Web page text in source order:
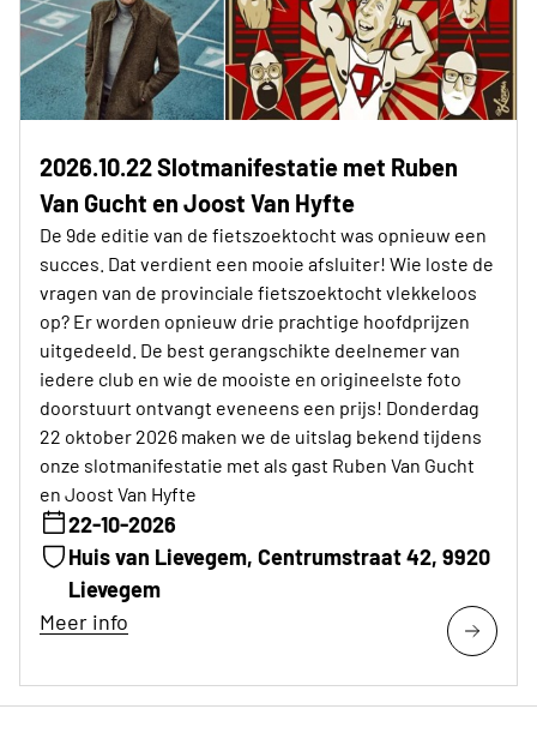
31
1 2 3 4 5 6
Vandaag Wissen
2026.10.22 Slotmanifestatie met Ruben
Van Gucht en Joost Van Hyfte
De 9de editie van de fietszoektocht was opnieuw een
succes. Dat verdient een mooie afsluiter! Wie loste de
vragen van de provinciale fietszoektocht vlekkeloos
op? Er worden opnieuw drie prachtige hoofdprijzen
uitgedeeld. De best gerangschikte deelnemer van
iedere club en wie de mooiste en origineelste foto
doorstuurt ontvangt eveneens een prijs! Donderdag
22 oktober 2026 maken we de uitslag bekend tijdens
onze slotmanifestatie met als gast Ruben Van Gucht
en Joost Van Hyfte
22-10-2026
Huis van Lievegem, Centrumstraat 42, 9920
Lievegem
Meer info